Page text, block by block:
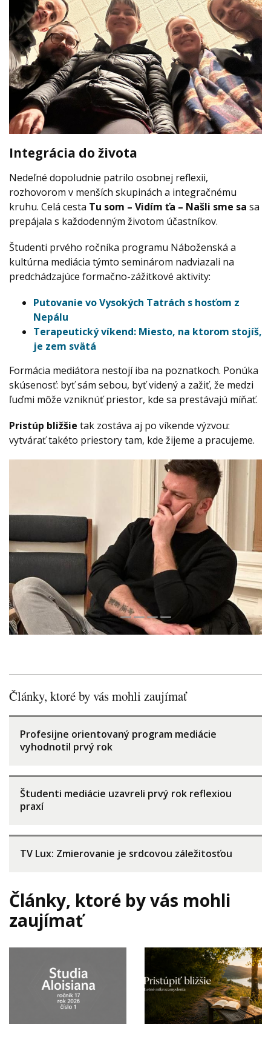
Integrácia do života
Nedeľné dopoludnie patrilo osobnej reflexii,
rozhovorom v menších skupinách a integračnému
kruhu. Celá cesta Tu som – Vidím ťa – Našli sme sa sa
prepájala s každodenným životom účastníkov.
Študenti prvého ročníka programu Náboženská a
kultúrna mediácia týmto seminárom nadviazali na
predchádzajúce formačno-zážitkové aktivity:
Putovanie vo Vysokých Tatrách s hosťom z
Nepálu
Terapeutický víkend: Miesto, na ktorom stojíš,
je zem svätá
Formácia mediátora nestojí iba na poznatkoch. Ponúka
skúsenosť: byť sám sebou, byť videný a zažiť, že medzi
ľuďmi môže vzniknúť priestor, kde sa prestávajú míňať.
Pristúp bližšie tak zostáva aj po víkende výzvou:
vytvárať takéto priestory tam, kde žijeme a pracujeme.
Články, ktoré by vás mohli zaujímať
Profesijne orientovaný program mediácie
vyhodnotil prvý rok
Študenti mediácie uzavreli prvý rok reflexiou
praxí
TV Lux: Zmierovanie je srdcovou záležitosťou
Články, ktoré by vás mohli
zaujímať